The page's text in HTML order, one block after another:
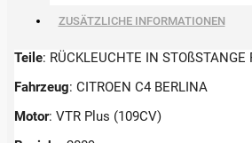
ZUSÄTZLICHE INFORMATIONEN
Teile: RÜCKLEUCHTE IN STOßSTANGE
Fahrzeug: CITROEN C4 BERLINA
Motor: VTR Plus (109CV)